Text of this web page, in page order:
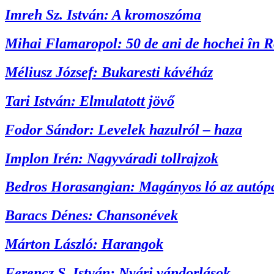
Imreh Sz. István: A kromoszóma
Mihai Flamaropol: 50 de ani de hochei în
Méliusz József: Bukaresti kávéház
Tari István: Elmulatott jövő
Fodor Sándor: Levelek hazulról – haza
Implon Irén: Nagyváradi tollrajzok
Bedros Horasangian: Magányos ló az
Baracs Dénes: Chansonévek
Márton László: Harangok